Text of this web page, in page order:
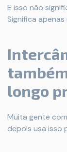
E isso não
Significa
longo
Muita gente
depois usa isso